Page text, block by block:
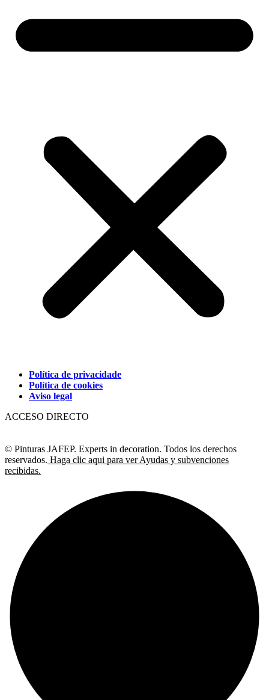
Política de privacidade
Política de cookies
Aviso legal
ACCESO DIRECTO
© Pinturas JAFEP. Experts in decoration. Todos los derechos
reservados. Haga clic aqui para ver Ayudas y subvenciones
recibidas.